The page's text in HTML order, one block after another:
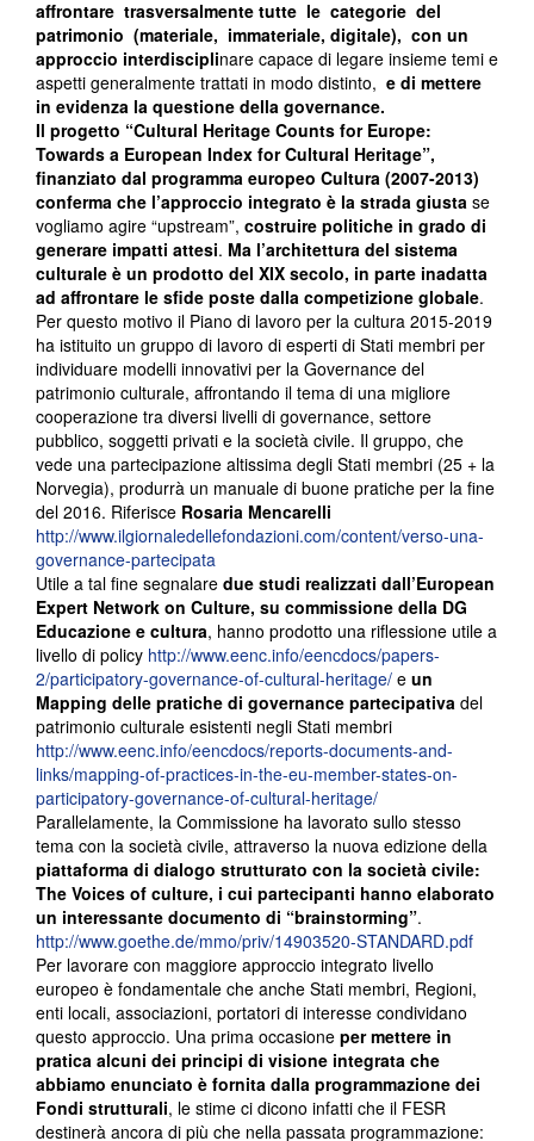
affrontare trasversalmente tutte le categorie del
patrimonio (materiale, immateriale, digitale), con un
approccio interdisciplinare capace di legare insieme temi e
aspetti generalmente trattati in modo distinto, e di mettere
in evidenza la questione della governance.
Il progetto “Cultural Heritage Counts for Europe:
Towards a European Index for Cultural Heritage”,
finanziato dal programma europeo Cultura (2007-2013)
conferma che l’approccio integrato è la strada giusta se
vogliamo agire “upstream”, costruire politiche in grado di
generare impatti attesi. Ma l’architettura del sistema
culturale è un prodotto del XIX secolo, in parte inadatta
ad affrontare le sfide poste dalla competizione globale.
Per questo motivo il Piano di lavoro per la cultura 2015-2019
ha istituito un gruppo di lavoro di esperti di Stati membri per
individuare modelli innovativi per la Governance del
patrimonio culturale, affrontando il tema di una migliore
cooperazione tra diversi livelli di governance, settore
pubblico, soggetti privati e la società civile. Il gruppo, che
vede una partecipazione altissima degli Stati membri (25 + la
Norvegia), produrrà un manuale di buone pratiche per la fine
del 2016. Riferisce Rosaria Mencarelli
http://www.ilgiornaledellefondazioni.com/content/verso-una-
governance-partecipata
Utile a tal fine segnalare due studi realizzati dall’European
Expert Network on Culture, su commissione della DG
Educazione e cultura, hanno prodotto una riflessione utile a
livello di policy http://www.eenc.info/eencdocs/papers-
2/participatory-governance-of-cultural-heritage/ e un
Mapping delle pratiche di governance partecipativa del
patrimonio culturale esistenti negli Stati membri
http://www.eenc.info/eencdocs/reports-documents-and-
links/mapping-of-practices-in-the-eu-member-states-on-
participatory-governance-of-cultural-heritage/
Parallelamente, la Commissione ha lavorato sullo stesso
tema con la società civile, attraverso la nuova edizione della
piattaforma di dialogo strutturato con la società civile:
The Voices of culture, i cui partecipanti hanno elaborato
un interessante documento di “brainstorming”.
http://www.goethe.de/mmo/priv/14903520-STANDARD.pdf
Per lavorare con maggiore approccio integrato livello
europeo è fondamentale che anche Stati membri, Regioni,
enti locali, associazioni, portatori di interesse condividano
questo approccio. Una prima occasione per mettere in
pratica alcuni dei principi di visione integrata che
abbiamo enunciato è fornita dalla programmazione dei
Fondi strutturali, le stime ci dicono infatti che il FESR
destinerà ancora di più che nella passata programmazione: